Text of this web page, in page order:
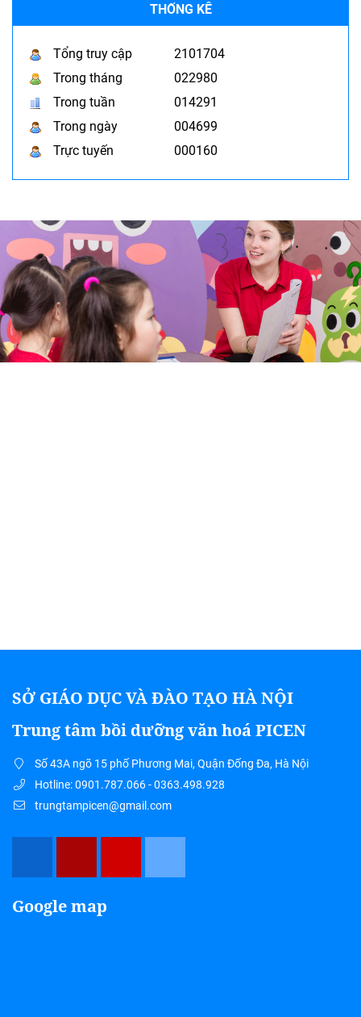
THỐNG KÊ
Tổng truy cập
2101704
Trong tháng
022980
Trong tuần
014291
Trong ngày
004699
Trực tuyến
000160
SỞ GIÁO DỤC VÀ ĐÀO TẠO HÀ NỘI
Trung tâm bồi dưỡng văn hoá PICEN
Số 43A ngõ 15 phố Phương Mai, Quận Đống Đa, Hà Nội
Hotline: 0901.787.066 - 0363.498.928
trungtampicen@gmail.com
Google map